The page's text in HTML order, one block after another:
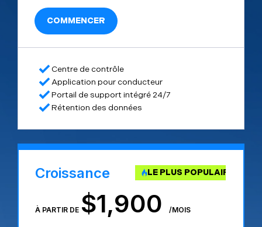
COMMENCER
Centre de contrôle
Application pour conducteur
Portail de support intégré 24/7
Rétention des données
Croissance LE PLUS POPULAIRE
À PARTIR DE $1,900 /MOIS